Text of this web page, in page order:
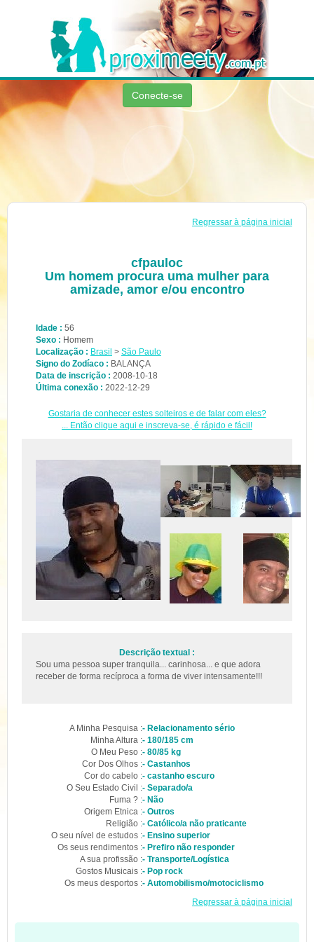
Conecte-se
Regressar à página inicial
cfpauloc
Um homem procura uma mulher para
amizade, amor e/ou encontro
Idade : 56
Sexo : Homem
Localização : Brasil > São Paulo
Signo do Zodíaco : BALANÇA
Data de inscrição : 2008-10-18
Última conexão : 2022-12-29
Gostaria de conhecer estes solteiros e de falar com eles?
... Então clique aqui e inscreva-se, é rápido e fácil!
Descrição textual :
Sou uma pessoa super tranquila... carinhosa... e que adora
receber de forma recíproca a forma de viver intensamente!!!
A Minha Pesquisa :- Relacionamento sério
Minha Altura :- 180/185 cm
O Meu Peso :- 80/85 kg
Cor Dos Olhos :- Castanhos
Cor do cabelo :- castanho escuro
O Seu Estado Civil :- Separado/a
Fuma ? :- Não
Origem Etnica :- Outros
Religião :- Católico/a não praticante
O seu nível de estudos :- Ensino superior
Os seus rendimentos :- Prefiro não responder
A sua profissão :- Transporte/Logística
Gostos Musicais :- Pop rock
Os meus desportos :- Automobilismo/motociclismo
Regressar à página inicial